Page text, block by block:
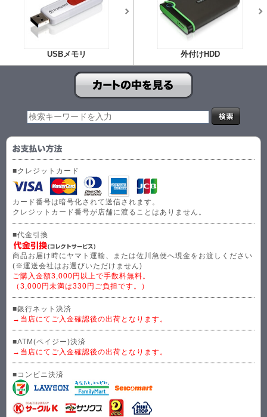
USBメモリ 外付けHDD
■クレジットカード
カード番号は暗号化されて送信されます。
クレジットカード番号が店舗に渡ることはありません。
■代金引換
商品お届け時にヤマト運輸、または佐川急便へ現金をお渡しください
(※運送会社はお選びいただけません)
ご購入金額3,000円以上で手数料無料。
（3,000円未満は330円ご負担です。）
■銀行ネット決済
→当店にてご入金確認後の出荷となります。
■ATM(ペイジー)決済
→当店にてご入金確認後の出荷となります。
■コンビニ決済